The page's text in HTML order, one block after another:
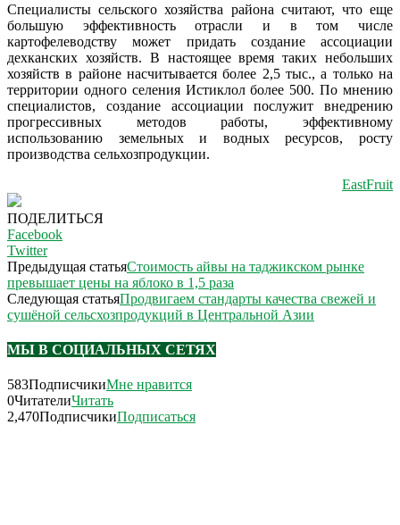
Специалисты сельского хозяйства района считают, что еще
большую эффективность отрасли и в том числе
картофелеводству может придать создание ассоциации
дехканских хозяйств. В настоящее время таких небольших
хозяйств в районе насчитывается более 2,5 тыс., а только на
территории одного селения Истиклол более 500. По мнению
специалистов, создание ассоциации послужит внедрению
прогрессивных методов работы, эффективному
использованию земельных и водных ресурсов, росту
производства сельхозпродукции.
EastFruit
ПОДЕЛИТЬСЯ
Facebook
Twitter
Предыдущая статьяСтоимость айвы на таджикском рынке
превышает цены на яблоко в 1,5 раза
Следующая статьяПродвигаем стандарты качества свежей и
сушёной сельсхозпродукций в Центральной Азии
МЫ В СОЦИАЛЬНЫХ СЕТЯХ
583ПодписчикиМне нравится
0ЧитателиЧитать
2,470ПодписчикиПодписаться